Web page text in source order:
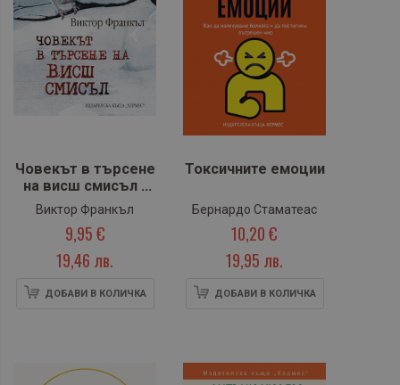
Човекът в търсене
на висш смисъл -
лукс
Виктор Франкъл
9,95 €
19,46 лв.
ДОБАВИ В КОЛИЧКА
Токсичните емоции
Бернардо Стаматеас
10,20 €
19,95 лв.
ДОБАВИ В КОЛИЧКА